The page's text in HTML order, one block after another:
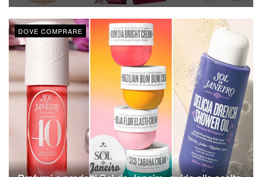
DOVE COMPRARE